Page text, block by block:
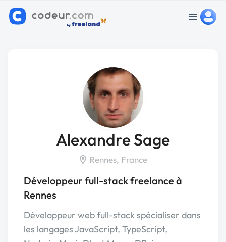
Alexandre Sage
Rennes, France
Développeur full-stack freelance à
Rennes
Développeur web full-stack spécialiser dans
les langages JavaScript, TypeScript,